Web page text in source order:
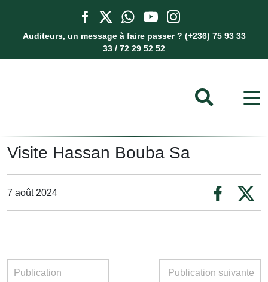
Auditeurs, un message à faire passer ? (+236) 75 93 33
33 / 72 29 52 52
Visite Hassan Bouba Sa
7 août 2024
Publication
Publication suivante